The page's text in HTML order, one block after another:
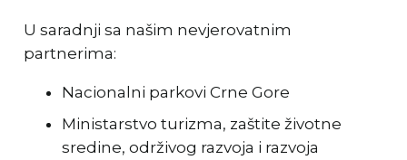
U saradnji sa našim nevjerovatnim
partnerima:
Nacionalni parkovi Crne Gore
Ministarstvo turizma, zaštite životne
sredine, održivog razvoja i razvoja